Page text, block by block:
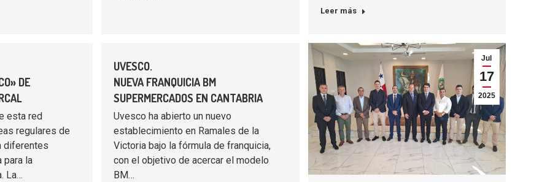
Leer más
DE
esta red
regulares de
diferentes
para la
La…
UVESCO.
NUEVA FRANQUICIA BM
SUPERMERCADOS EN CANTABRIA
Uvesco ha abierto un nuevo
establecimiento en Ramales de la
Victoria bajo la fórmula de franquicia,
con el objetivo de acercar el modelo
BM…
Jul
17
2025